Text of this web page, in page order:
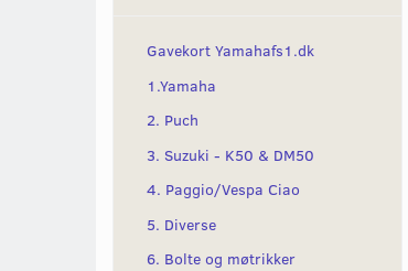
Gavekort Yamahafs1.dk
1.Yamaha
2. Puch
3. Suzuki - K50 & DM50
4. Paggio/Vespa Ciao
5. Diverse
6. Bolte og møtrikker